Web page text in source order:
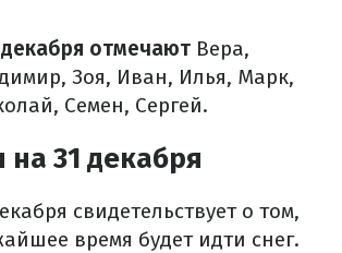
отмечают Вера,
Зоя, Иван, Илья, Марк,
Семен, Сергей.
31 декабря
свидетельствует о том,
время будет идти снег.